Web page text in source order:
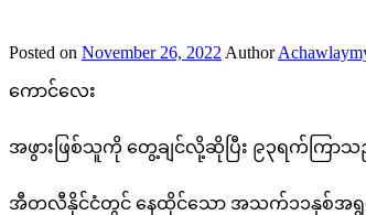
Posted on November 26, 2022 Author
ကောင်လေး
အဖွားဖြစ်သူကို တွေ့ချင်လို့ဆိုပြီး ၉၃ရက်ကြာ
အီတလီနိုင်ငံတွင် နေထိုင်သော အသက်၁၁နှစ်အရွယ်